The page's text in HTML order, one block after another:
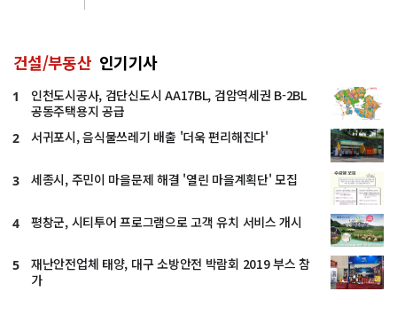
건설/부동산 인기기사
1
인천도시공사, 검단신도시 AA17BL, 검암역세권 B-2BL
공동주택용지 공급
2 서귀포시, 음식물쓰레기 배출 '더욱 편리해진다'
3 세종시, 주민이 마을문제 해결 '열린 마을계획단' 모집
4 평창군, 시티투어 프로그램으로 고객 유치 서비스 개시
5
재난안전업체 태양, 대구 소방안전 박람회 2019 부스 참
가